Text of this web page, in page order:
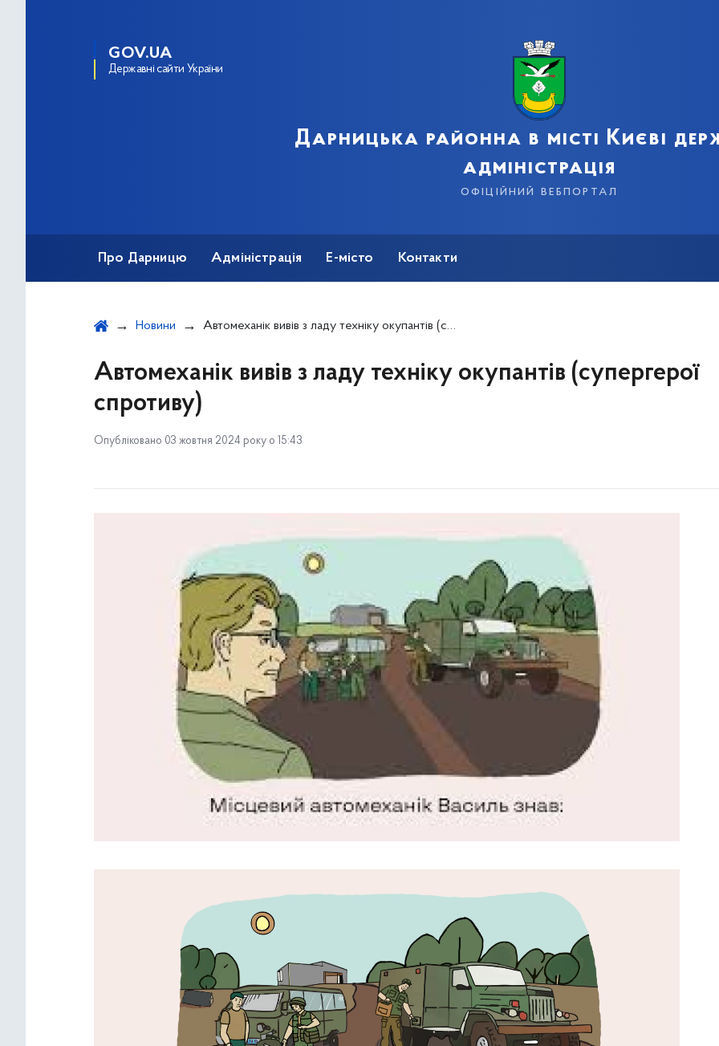
GOV.UA
Державні сайти України
Дарницька районна в місті Києві
адміністрація
офіційний вебпортал
Про Дарницю Адміністрація Е-місто Контакти
Новини Автомеханік вивів з ладу техніку окупантів (супергерої спротиву)
Автомеханік вивів з ладу техніку окупантів (супергерої
спротиву)
Опубліковано 03 жовтня 2024 року о 15:43